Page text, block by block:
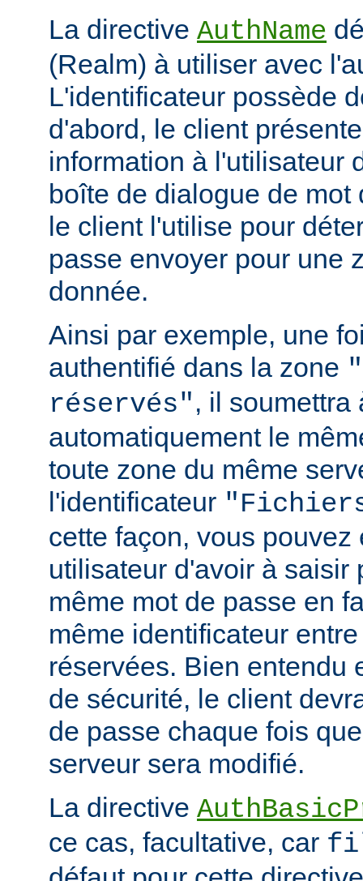
La directive AuthName
(Realm) à utiliser avec
L'identificateur possède
d'abord, le client
information à l'utilisateur
boîte de dialogue de mot
le client l'utilise pour
passe envoyer pour une
donnée.
Ainsi par exemple, une
authentifié dans la zone
réservés", il soumettra
automatiquement le
toute zone du même
l'identificateur
cette façon, vous pouvez
utilisateur d'avoir à saisir
même mot de passe en
même identificateur
réservées. Bien entendu
de sécurité, le client
de passe chaque fois
serveur sera modifié.
La directive
ce cas, facultative, car